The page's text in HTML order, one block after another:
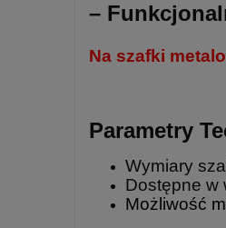
–
Na szafki
Parametry
Wymiary
Dostępne w
Możliwość